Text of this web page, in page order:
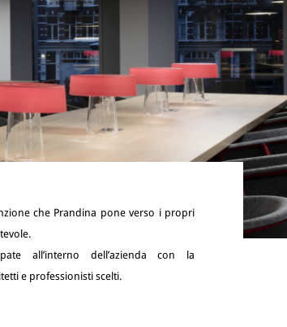
all’interno dell’azienda con la
e professionisti scelti.